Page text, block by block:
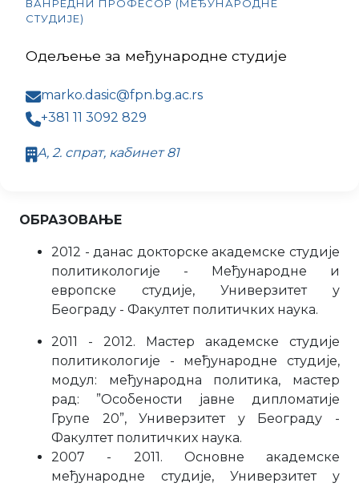
ВАНРЕДНИ ПРОФЕСОР (МЕЂУНАРОДНЕ
СТУДИЈЕ)
Одељење за међународне студије
marko.dasic@fpn.bg.ac.rs
+381 11 3092 829
А, 2. спрат, кабинет 81
ОБРАЗОВАЊЕ
2012 - данас докторске академске студије
политикологије - Међународне и
европске студије, Универзитет у
Београду - Факултет политичких наука.
2011 - 2012. Мастер академске студије
политикологије - међународне студије,
модул: међународна политика, мастер
рад: ”Особености јавне дипломатије
Групе 20”, Универзитет у Београду -
Факултет политичких наука.
2007 - 2011. Основне академске
међународне студије, Универзитет у